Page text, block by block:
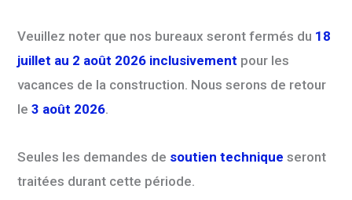
Veuillez noter que nos bureaux seront fermés du 18
juillet au 2 août 2026 inclusivement pour les
vacances de la construction. Nous serons de retour
le 3 août 2026.
Seules les demandes de soutien technique seront
traitées durant cette période.